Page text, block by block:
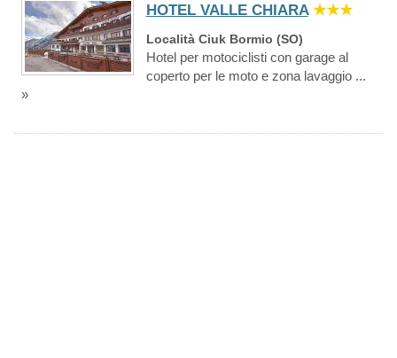
HOTEL VALLE CHIARA ★★★
Località Ciuk Bormio (SO)
Hotel per motociclisti con garage al
coperto per le moto e zona lavaggio ...
»